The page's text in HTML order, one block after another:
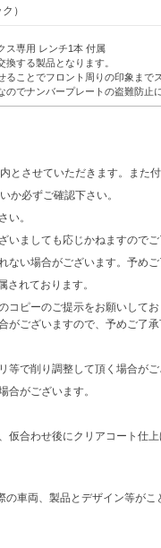
）
ス専用 レンチ1本 付属
する製品となります。
ことでフロント周りの印象まで
でナンバープレートの盗難防止
させていただきます。また
か必ずご確認下さい。
い。
ましても応じかねますのでご
い場合がございます。予めご
れております。
ピーのご提示をお願いして
ございますので、予めご了承
で削り調整して頂く場合がご
合がございます。
合わせ後にクリアコート仕
車両、製品とデザイン等がこ